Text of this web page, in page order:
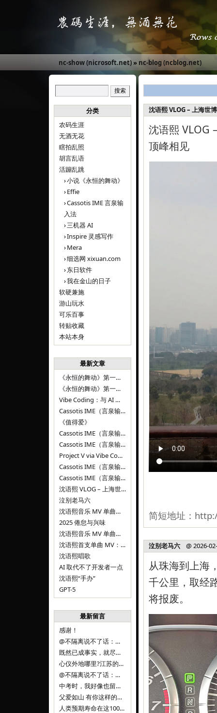
nc-show (nicrosoft.net)» nc-blog (ncblog.net)
分类
农码生涯
无酒无花
瞎拍乱照
胡言乱语
活蹦乱跳
小说《永恒的舞动》
Effie
Cassotis IME 言泉输
入法
三机器 AI
Inspire 灵感写作
Mera
细选网 xixuan.com
东日软件
我在金山的日子
软硬兼施
游山玩水
可乐百事
转贴收藏
本站本身
最新文章
《永恒的舞动》第一百二十八章
《永恒的舞动》第一百二十七章
Vibe Coding：与 AI 并肩进步——言泉输入法 v0.4.1
Cassotis IME（言泉输入法）v0.3.1
《值得爱》
Cassotis IME（言泉输入法）v0.2.0
Cassotis IME（言泉输入法）v0.1.0
Project V via Vibe Coding
Cassotis IME（言泉输入法）阶段二
Cassotis IME（言泉输入法）
沈语熙 VLOG – 上海世博文化公园双子山
泣别老马六
沈语熙音乐 MV 单曲第三弹：代码与白T恤
2025 倦怠与兴味
沈语熙音乐 MV 单曲第二弹：优雅时间
沈语熙首支单曲 MV：告别的倒影
沈语熙唱歌
AI 取代不了开发者一点
沈语熙“手办”
GPT-5
最新留言
感谢！
@不隔离说不了话：浙江的
既然已成事实，就尽量接受了。 事情未能如愿已是不幸，没必要为此反复纠结来进行不必要的自我惩罚。 之前问过家里的小朋友是否想学编
心仪外地哪里?江苏的？顺其自然，全面发展才是。
@不隔离说不了话：确实，一晃三年。
中考时，我好像也留言过的，可乐好像和我们考得差不多。 一晃三年，我们江苏24年，物化生612分，女孩。 其实高考只是长跑的
父爱如山 有你这样的父亲做后盾，可乐未来的路一定会走得踏实又精彩
人类预期寿命在这100年，每2-3年增长一岁，到你们这一代大概率能到100岁，46岁还是正当年,可能不是八九点中的太阳了，但还是1
沈语熙 VLOG – 上海世
沈语熙 VLOG
顶峰相见
简短地址：
泣别老马六 @ 2026-
从珠海到上海
千公里，取经
将报废。